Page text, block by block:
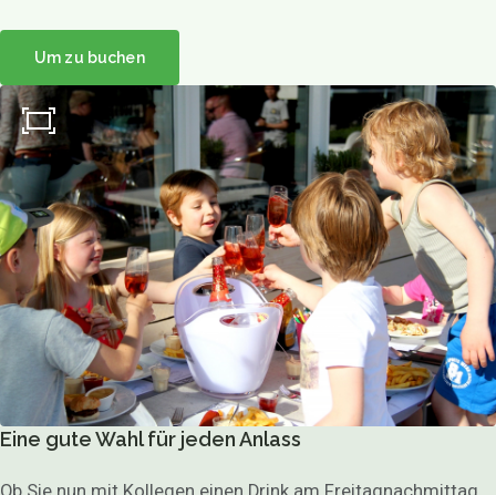
Über uns
Speisekarte
Speisekarte
Mittagessen
Sprudeln
Abendessen
Kindermenü
High Tea / High Wine
Tolle Partys
Getränke für die Gruppe
Familientreffen
Mutterschaftsfeier
Geburtstag
Hochzeit
Firmenfeier
Kinderfeste
Themenparty
Um zu buchen
Eine gute Wahl für jeden Anlass